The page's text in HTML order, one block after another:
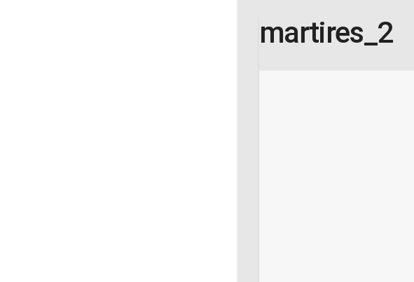
martires_2